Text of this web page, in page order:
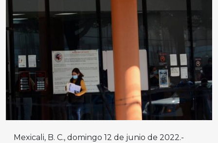
Mexicali, B. C., domingo 12 de junio de 2022.-